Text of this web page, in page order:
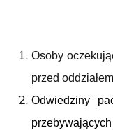
Osoby
przed
Odwiedziny